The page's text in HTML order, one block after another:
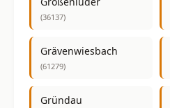
(36137)
Grävenwiesbach
(61279)
Gründau